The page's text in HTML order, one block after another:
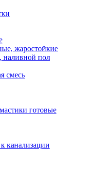
жаростойкие
наливной пол
смесь
готовые
канализации